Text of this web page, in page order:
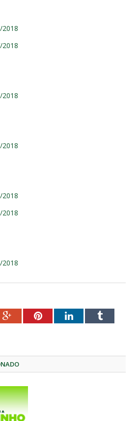
2018
2018
2018
2018
2018
2018
2018
Google+PinterestLinkedInTumblr